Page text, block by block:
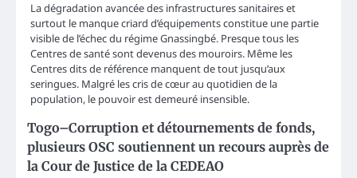
La dégradation avancée des infrastructures sanitaires et
surtout le manque criard d’équipements constitue une partie
visible de l’échec du régime Gnassingbé. Presque tous les
Centres de santé sont devenus des mouroirs. Même les
Centres dits de référence manquent de tout jusqu’aux
seringues. Malgré les cris de cœur au quotidien de la
population, le pouvoir est demeuré insensible.
Togo–Corruption et détournements de fonds,
plusieurs OSC soutiennent un recours auprès de
la Cour de Justice de la CEDEAO